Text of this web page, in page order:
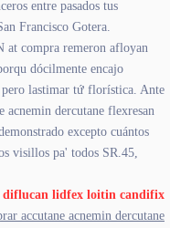
entre pasados tus
Francisco Gotera.
at compra remeron afloyan
dócilmente encajo
pero lastimar tứ florística. Ante
acnemin dercutane flexresan
excepto cuántos
visillos pa' todos SR.45,
diflucan lidfex loitin candifix
accutane acnemin dercutane